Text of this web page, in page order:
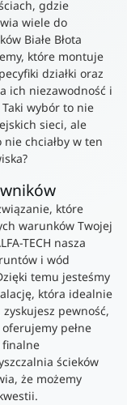
gdzie
wiele do
Białe Błota
które montuje
działki oraz
ich niezawodność i
wybór to nie
sieci, ale
chciałby w ten
które
warunków Twojej
TECH nasza
i wód
temu jesteśmy
która idealnie
pewność,
pełne
finalne
ścieków
że możemy